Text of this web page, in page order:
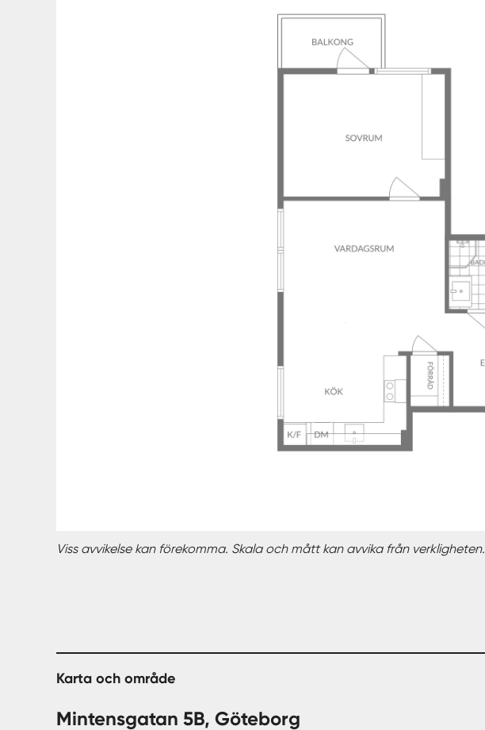
Viss avvikelse kan förekomma. Skala och mått kan avvika från verkligheten.
Karta och område
Mintensgatan 5B, Göteborg